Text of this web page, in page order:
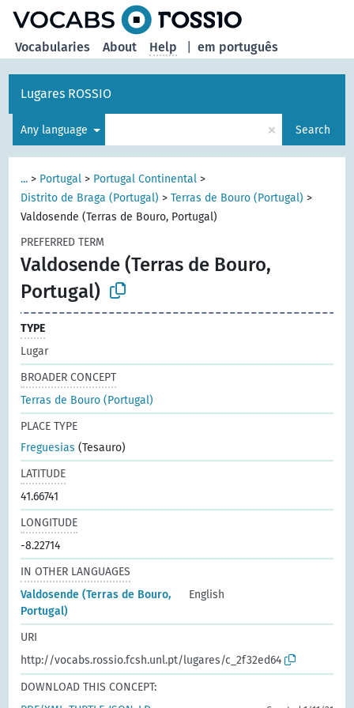
em português
Vocabularies About Help
Lugares ROSSIO
Any language × Search
... > Portugal > Portugal Continental >
Distrito de Braga (Portugal) >Terras de Bouro (Portugal) >
Valdosende (Terras de Bouro, Portugal)
PREFERRED TERM
Valdosende (Terras de Bouro,
Portugal)
TYPE
Lugar
BROADER CONCEPT
Terras de Bouro (Portugal)
PLACE TYPE
Freguesias (Tesauro)
LATITUDE
41.66741
LONGITUDE
-8.22714
IN OTHER LANGUAGES
Valdosende (Terras de Bouro,
Portugal)
English
URI
http://vocabs.rossio.fcsh.unl.pt/lugares/c_2f32ed64
DOWNLOAD THIS CONCEPT: